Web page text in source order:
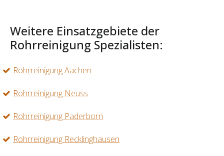
Weitere Einsatzgebiete der
Rohrreinigung Spezialisten:
Rohrreinigung Aachen
Rohrreinigung Neuss
Rohrreinigung Paderborn
Rohrreinigung Recklinghausen